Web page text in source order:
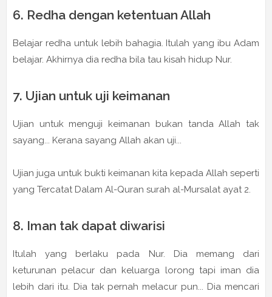
6. Redha dengan ketentuan Allah
Belajar redha untuk lebih bahagia. Itulah yang ibu Adam
belajar. Akhirnya dia redha bila tau kisah hidup Nur.
7. Ujian untuk uji keimanan
Ujian untuk menguji keimanan bukan tanda Allah tak
sayang... Kerana sayang Allah akan uji...
Ujian juga untuk bukti keimanan kita kepada Allah seperti
yang Tercatat Dalam Al-Quran surah al-Mursalat ayat 2.
8. Iman tak dapat diwarisi
Itulah yang berlaku pada Nur. Dia memang dari
keturunan pelacur dan keluarga lorong tapi iman dia
lebih dari itu. Dia tak pernah melacur pun... Dia mencari